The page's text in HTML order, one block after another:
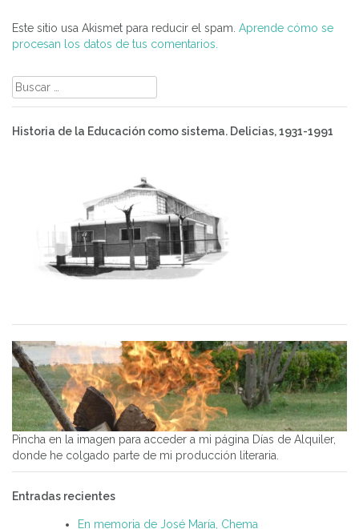
Este sitio usa Akismet para reducir el spam. Aprende cómo se
procesan los datos de tus comentarios.
Buscar:
Historia de la Educación como sistema. Delicias, 1931-1991
Pincha en la imagen para acceder a mi página Días de Alquiler,
donde he colgado parte de mi producción literaria.
Entradas recientes
En memoria de José María, Chema